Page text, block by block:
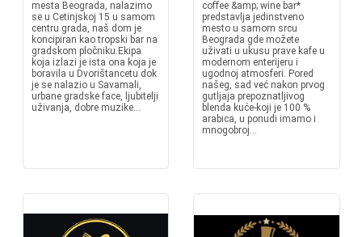
mesta Beograda, nalazimo
se u Cetinjskoj 15 u samom
centru grada, naš dom je
koncipiran kao tropski bar na
gradskom pločniku.Ekipa
koja izlazi je ista ona koja je
boravila u Dvorištancetu dok
je se nalazio u Savamali,
urbane gradske face, ljubitelji
uživanja, dobre muzike...
coffee &amp; wine bar*
predstavlja jedinstveno
mesto u samom srcu
Beograda gde možete
uživati u ukusu prave kafe u
modernom enterijeru i
ugodnoj atmosferi. Pored
našeg, sad već nakon prvog
gutljaja prepoznatljivog
blenda kuće-koji je 100 %
arabica, u ponudi imamo i
mnogobroj...